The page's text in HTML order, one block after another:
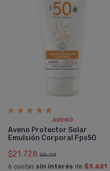
AVENO
Aveno Protector Solar
Emulsión Corporal Fps50
$21.728 $36.213
6 cuotas sin interés de $3.621